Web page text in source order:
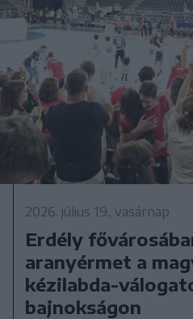
2026. július 19., vasárnap
Erdély
aranyérmet a
kézilabda-
bajnokságon